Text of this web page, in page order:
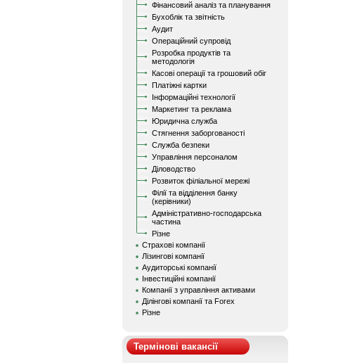
Фінансовий аналіз та планування
Бухоблік та звітність
Аудит
Операційний супровід
Розробка продуктів та
методологія
Касові операції та грошовий обіг
Платіжні картки
Інформаційні технології
Маркетинг та реклама
Юридична служба
Стягнення заборгованості
Служба безпеки
Управління персоналом
Діловодство
Розвиток філіальної мережі
Філії та відділення банку
(керівники)
Адміністративно-господарська
частина
Різне
Страхові компанії
Лізингові компанії
Аудиторські компанії
Інвестиційні компанії
Компанії з управління активами
Ділінгові компанії та Forex
Різне
Термінові вакансії